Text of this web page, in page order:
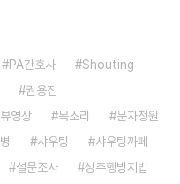
PA간호사
Shouting
권용진
영상 목소리
문자청원
샤우팅
샤우팅까페
설문조사
성추행방지법